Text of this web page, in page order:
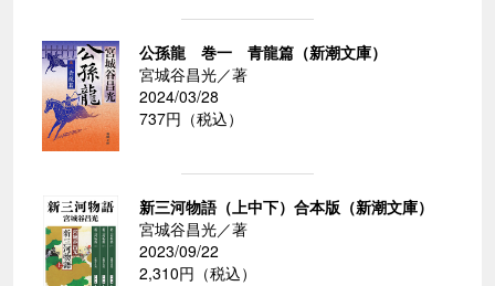
公孫龍 巻一 青龍篇（新潮文庫）
宮城谷昌光／著
2024/03/28
737円（税込）
新三河物語（上中下）合本版（新潮文庫）
宮城谷昌光／著
2023/09/22
2,310円（税込）